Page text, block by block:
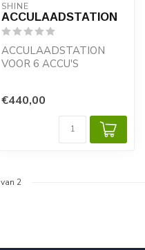
SHINE
ACCULAADSTATION
ACCULAADSTATION
VOOR 6 ACCU'S
aanblaasunits in gebruik,
€440,00
van 2